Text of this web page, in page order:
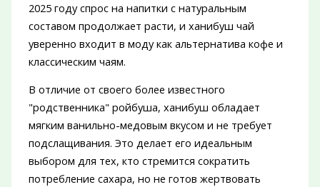
2025 году спрос на напитки с натуральным
составом продолжает расти, и ханибуш чай
уверенно входит в моду как альтернатива кофе и
классическим чаям.
В отличие от своего более известного
"родственника" ройбуша, ханибуш обладает
мягким ванильно-медовым вкусом и не требует
подслащивания. Это делает его идеальным
выбором для тех, кто стремится сократить
потребление сахара, но не готов жертвовать